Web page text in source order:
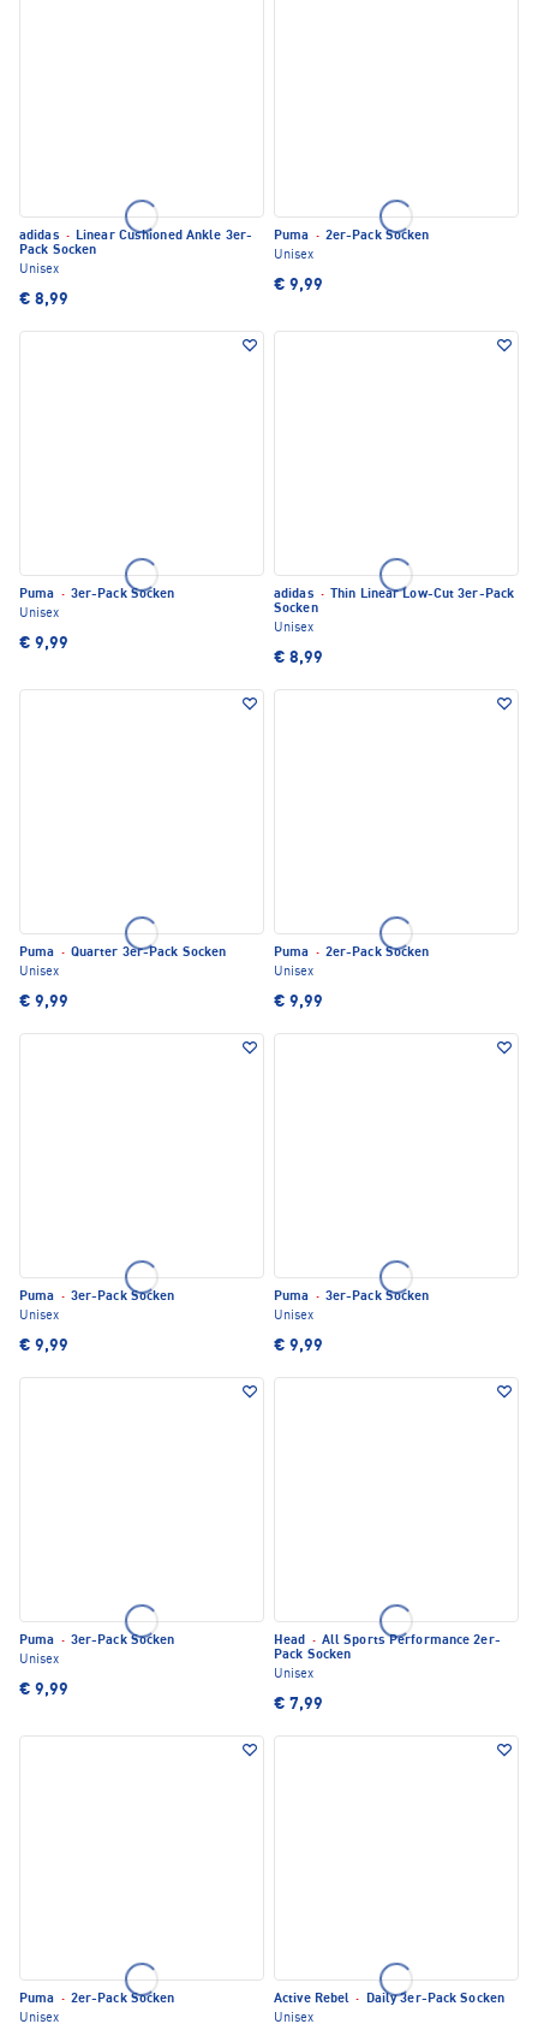
adidas · Linear Cushioned Ankle 3er-
Pack Socken
Unisex
€ 8,99
Puma · 2er-Pack Socken
Unisex
€ 9,99
Puma · 3er-Pack Socken
Unisex
€ 9,99
adidas ·
Thin Linear Low-Cut 3er-Pack
Socken
Unisex
€ 8,99
Puma · Quarter 3er-Pack Socken
Unisex
€ 9,99
Puma · 2er-Pack Socken
Unisex
€ 9,99
Puma · 3er-Pack Socken
Unisex
€ 9,99
Puma · 3er-Pack Socken
Unisex
€ 9,99
Puma · 3er-Pack Socken
Unisex
€ 9,99
Head · All Sports Performance 2er-
Pack Socken
Unisex
€ 7,99
Puma · 2er-Pack Socken
Unisex
Active Rebel ·
Daily 3er-Pack Socken
Unisex